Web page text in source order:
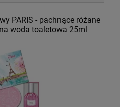
PARIS - pachnące różane
woda toaletowa 25ml